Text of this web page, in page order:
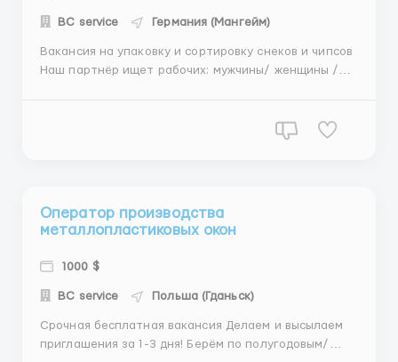
BC service Германия (Мангейм)
Вакансия на упаковку и сортировку снеков и чипсов
Наш партнёр ищет рабочих: мужчины/ женщины /
параграф 24 Зарплата: 13 в час брутто Проживание
Оператор производства
металлопластиковых окон
1000 $
BC service Польша (Гданьск)
Срочная бесплатная вакансия Делаем и высылаем
приглашения за 1-3 дня! Берём по полугодовым/